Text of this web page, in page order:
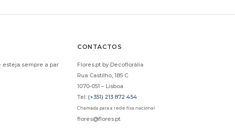
DECOFLORALIA
CHOCOLATES (255GR)
VELA VILA HERMANOS
esteja sempre a par
CONTACTOS
Flores.pt by Decoflorália
Rua Castilho, 185 C
1070-051 – Lisboa
Tel: (+351) 213 872 454
Chamada para a rede fixa nacional
flores@flores.pt